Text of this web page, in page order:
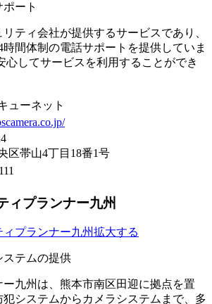
ート​
ティ会社が提供するサービスであり、
時間体制の電話サポートを提供していま
心してサービスを利用することができ
ューネット
区帯山4丁目18番1号
ィプランナー九州
拡大する
ステムの提供
九州は、熊本市南区田迎に拠点を置
犯システムからカメラシステムまで、多